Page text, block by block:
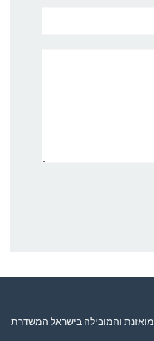
והמובילה בישראל המשדרת